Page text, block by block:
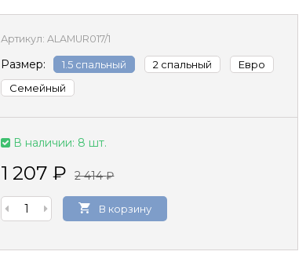
Артикул: ALAMUR017/1
Размер: 1.5 спальный 2 спальный
Евро
Семейный
В наличии: 8 шт.
1 207₽ 2 414₽
В корзину